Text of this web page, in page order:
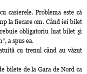
casierele. Problema este că
la fiecare om. Când iei bilet
obligatoriu luat bilet şi
a spus ea.
cu trenul când au văzut
bilete de la Gara de Nord ca